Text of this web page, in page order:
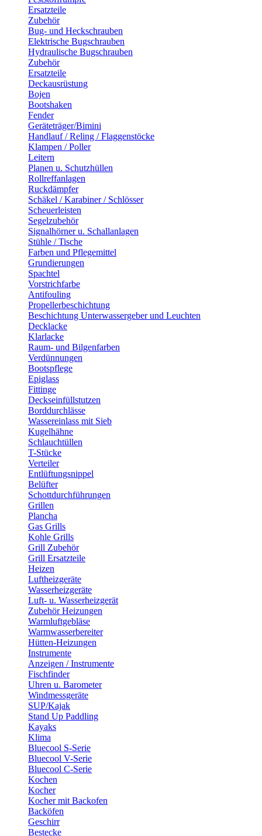
Ersatzteile
Zubehör
Bug- und Heckschrauben
Elektrische Bugschrauben
Hydraulische Bugschrauben
Zubehör
Ersatzteile
Deckausrüstung
Bojen
Bootshaken
Fender
Geräteträger/Bimini
Handlauf / Reling / Flaggenstöcke
Klampen / Poller
Leitern
Planen u. Schutzhüllen
Rollreffanlagen
Ruckdämpfer
Schäkel / Karabiner / Schlösser
Scheuerleisten
Segelzubehör
Signalhörner u. Schallanlagen
Stühle / Tische
Farben und Pflegemittel
Grundierungen
Spachtel
Vorstrichfarbe
Antifouling
Propellerbeschichtung
Beschichtung Unterwassergeber und Leuchten
Decklacke
Klarlacke
Raum- und Bilgenfarben
Verdünnungen
Bootspflege
Epiglass
Fittinge
Deckseinfüllstutzen
Borddurchlässe
Wassereinlass mit Sieb
Kugelhähne
Schlauchtüllen
T-Stücke
Verteiler
Entlüftungsnippel
Belüfter
Schottdurchführungen
Grillen
Plancha
Gas Grills
Kohle Grills
Grill Zubehör
Grill Ersatzteile
Heizen
Luftheizgeräte
Wasserheizgeräte
Luft- u. Wasserheizgerät
Zubehör Heizungen
Warmluftgebläse
Warmwasserbereiter
Hütten-Heizungen
Instrumente
Anzeigen / Instrumente
Fischfinder
Uhren u. Barometer
Windmessgeräte
SUP/Kajak
Stand Up Paddling
Kayaks
Klima
Bluecool S-Serie
Bluecool V-Serie
Bluecool C-Serie
Kochen
Kocher
Kocher mit Backofen
Backöfen
Geschirr
Bestecke